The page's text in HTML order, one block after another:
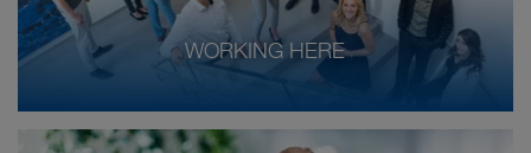
WORKING HERE